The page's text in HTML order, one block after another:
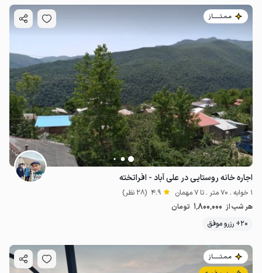
مـمـتــــــاز
اجاره خانه روستایی در علی آباد - افراتخته
1 خوابه . 70 متر . تا 7 مهمان 4.9 (28 نظر)
هر شب از 1٬800٬000 تومان
20+ رزرو موفق
مـمـتــــــاز